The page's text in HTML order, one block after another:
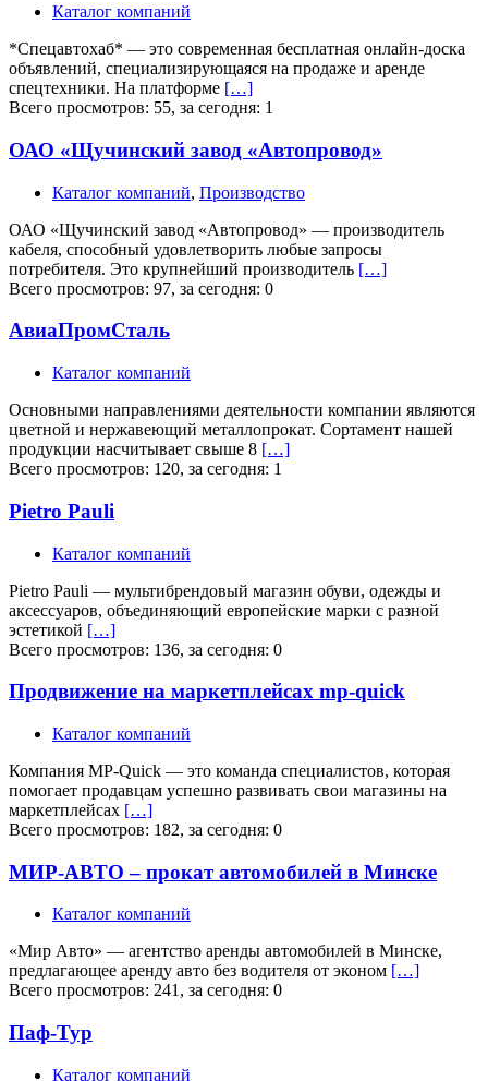
Каталог компаний
*Спецавтохаб* — это современная бесплатная онлайн-доска
объявлений, специализирующаяся на продаже и аренде
спецтехники. На платформе […]
Всего просмотров: 55, за сегодня: 1
ОАО «Щучинский завод «Автопровод»
Каталог компаний, Производство
ОАО «Щучинский завод «Автопровод» — производитель
кабеля, способный удовлетворить любые запросы
потребителя. Это крупнейший производитель […]
Всего просмотров: 97, за сегодня: 0
АвиаПромСталь
Каталог компаний
Основными направлениями деятельности компании являются
цветной и нержавеющий металлопрокат. Сортамент нашей
продукции насчитывает свыше 8 […]
Всего просмотров: 120, за сегодня: 1
Pietro Pauli
Каталог компаний
Pietro Pauli — мультибрендовый магазин обуви, одежды и
аксессуаров, объединяющий европейские марки с разной
эстетикой […]
Всего просмотров: 136, за сегодня: 0
Продвижение на маркетплейсах mp-quick
Каталог компаний
Компания MP-Quick — это команда специалистов, которая
помогает продавцам успешно развивать свои магазины на
маркетплейсах […]
Всего просмотров: 182, за сегодня: 0
МИР-АВТО – прокат автомобилей в Минске
Каталог компаний
«Мир Авто» — агентство аренды автомобилей в Минске,
предлагающее аренду авто без водителя от эконом […]
Всего просмотров: 241, за сегодня: 0
Паф-Тур
Каталог компаний